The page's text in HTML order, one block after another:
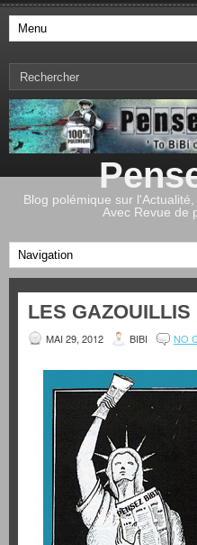
Blog polémique sur
Avec Revue de
LES GAZOUILLIS
MAI 29, 2012 BIBI NO